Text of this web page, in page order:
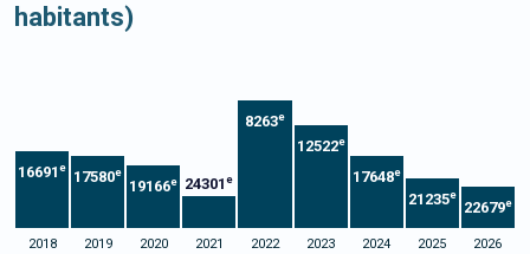
habitants)
16691e
17580e
19166e 24301e
8263e
12522e
17648e
21235e
22679e
2018 2019 2020 2021 2022 2023 2024 2025 2026